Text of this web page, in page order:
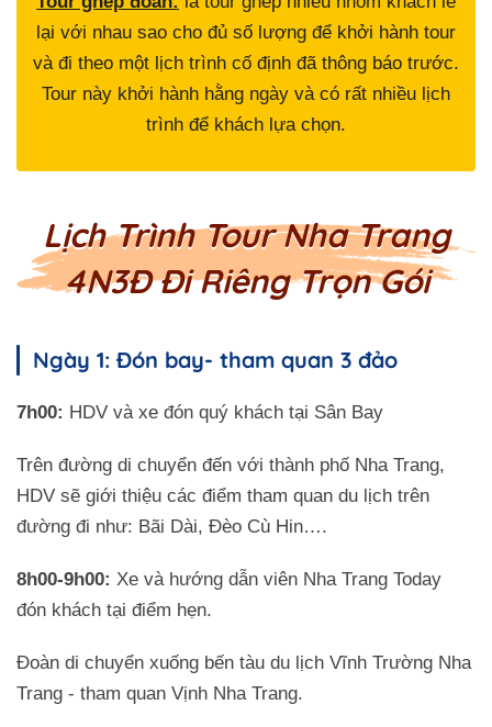
lại với nhau sao cho đủ số lượng để khởi hành tour
và đi theo một lịch trình cố định đã thông báo trước.
Tour này khởi hành hằng ngày và có rất nhiều lịch
trình để khách lựa chọn.
Lịch Trình Tour Nha Trang
4N3Đ Đi Riêng Trọn Gói
Ngày 1: Đón bay- tham quan 3 đảo
7h00: HDV và xe đón quý khách tại Sân Bay
Trên đường di chuyển đến với thành phố Nha Trang,
HDV sẽ giới thiệu các điểm tham quan du lịch trên
đường đi như: Bãi Dài, Đèo Cù Hin….
8h00-9h00: Xe và hướng dẫn viên Nha Trang Today
đón khách tại điểm hẹn.
Đoàn di chuyển xuống bến tàu du lịch Vĩnh Trường Nha
Trang - tham quan Vịnh Nha Trang.